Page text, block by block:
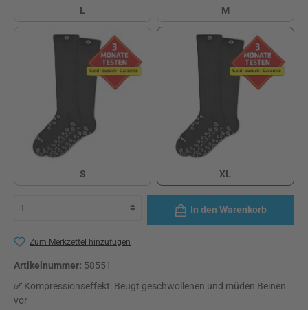
L
M
M
S
XL
XL
In den Warenkorb
Zum Merkzettel hinzufügen
Artikelnummer: 58551
✅ Kompressionseffekt: Beugt geschwollenen und müden Beinen
vor